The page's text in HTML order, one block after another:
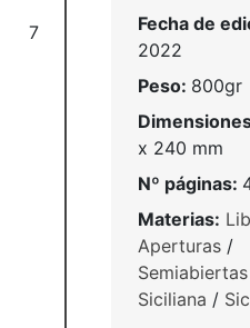
7
Fecha de
2022
Peso: 800gr
x 240 mm
Nº páginas:
Materias:
Aperturas /
Semiabiertas
Siciliana /